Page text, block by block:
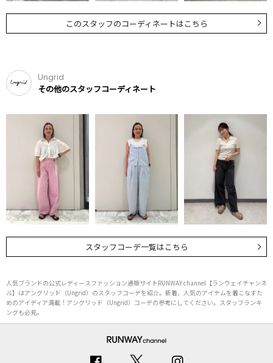
このスタッフのコーディネートはこちら
Ungrid
その他のスタッフコーディネート
スタッフコーデ一覧はこちら
人気ブランドの公式レディースファッション通販サイトRUNWAY channel【ランウェイチャンネ
ル】はアングリッド（Ungrid）のスタッフコーデを紹介。新着、人気のアイテムを着こなすた
めのアイディア満載！アングリッド（Ungrid）コーデの参考にしてください。スタッフランキ
ングも必見。